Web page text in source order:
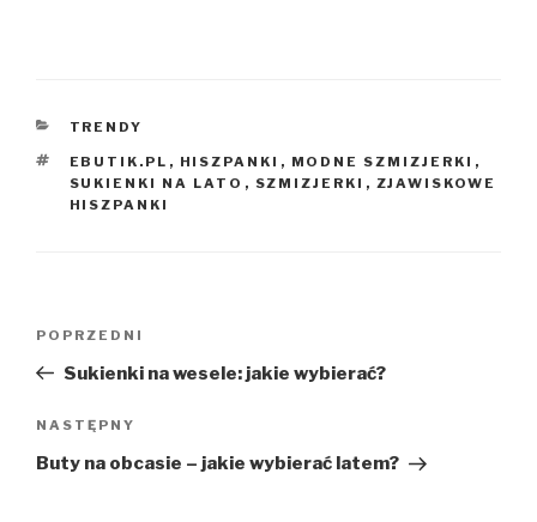
KATEGORIE
TRENDY
TAGI
EBUTIK.PL , HISZPANKI , MODNE SZMIZJERKI ,
SUKIENKI NA LATO , SZMIZJERKI , ZJAWISKOWE
HISZPANKI
Poprzedni
wpis
POPRZEDNI
Sukienki na wesele: jakie wybierać?
Następny
wpis
NASTĘPNY
Buty na obcasie – jakie wybierać latem?